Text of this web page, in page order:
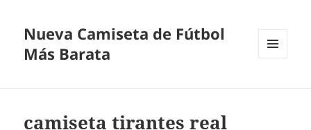
Nueva Camiseta de Fútbol
Más Barata
camiseta tirantes real